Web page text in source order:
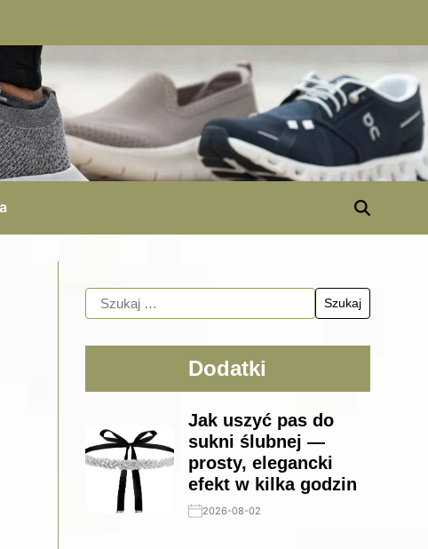
Dodatki
Jak uszyć pas do
sukni ślubnej —
prosty, elegancki
efekt w kilka godzin
2026-08-02